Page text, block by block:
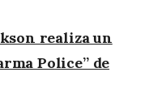
realiza un
Police” de